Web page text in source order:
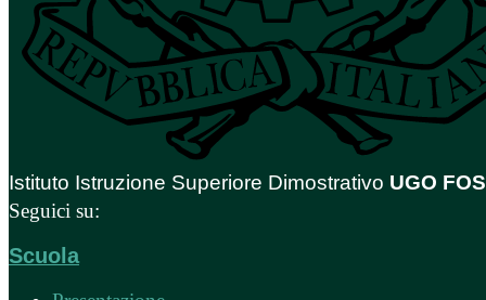
Istituto Istruzione Superiore Dimostrativo UGO
Seguici su:
Scuola